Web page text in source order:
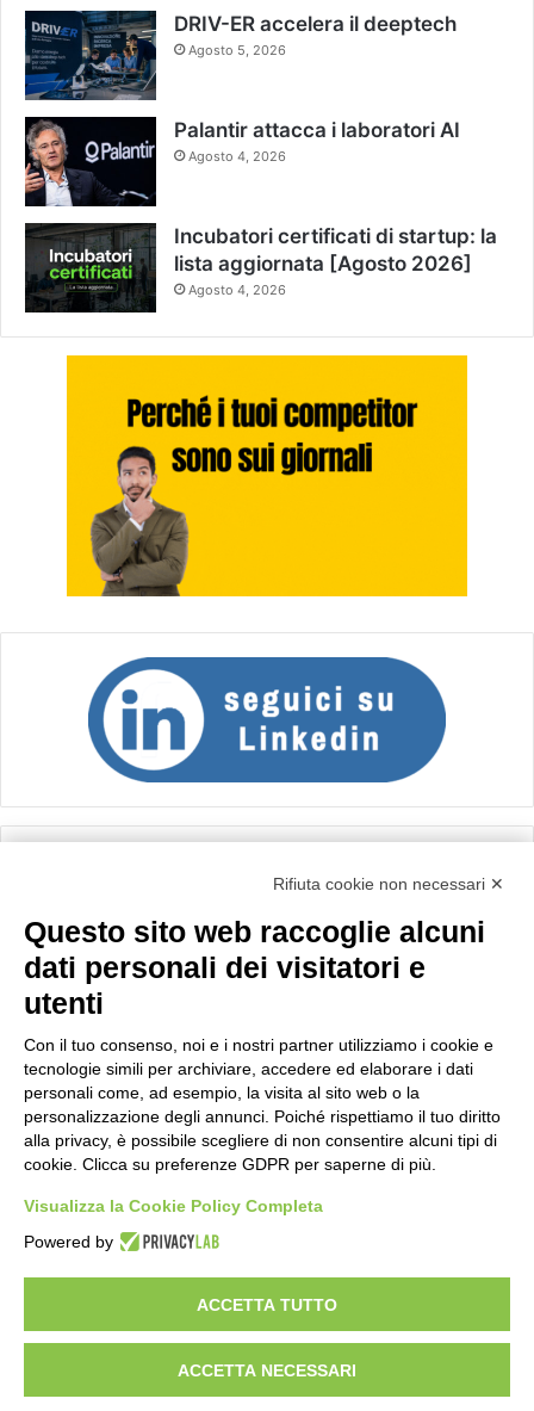
DRIV-ER accelera il deeptech
Agosto 5, 2026
Palantir attacca i laboratori AI
Agosto 4, 2026
Incubatori certificati di startup: la
lista aggiornata [Agosto 2026]
Agosto 4, 2026
Importo netto (€):
Calcola
Scorporo IVA
Importo lordo (€):
Rifiuta cookie non necessari ✕
Questo sito web raccoglie alcuni
dati personali dei visitatori e
utenti
Con il tuo consenso, noi e i nostri partner utilizziamo i cookie e
tecnologie simili per archiviare, accedere ed elaborare i dati
personali come, ad esempio, la visita al sito web o la
personalizzazione degli annunci. Poiché rispettiamo il tuo diritto
alla privacy, è possibile scegliere di non consentire alcuni tipi di
cookie. Clicca su preferenze GDPR per saperne di più.
Visualizza la Cookie Policy Completa
Powered by
ACCETTA TUTTO
ACCETTA NECESSARI